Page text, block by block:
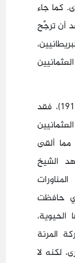
كما جاء
الله (1913-1949) بعد أن ترجَّح
أما فترة حكم الشيخ جاسم (1878-1913)، فقد
مما ألقى
الشيخ
حافظت
المرنة
لكنه لا